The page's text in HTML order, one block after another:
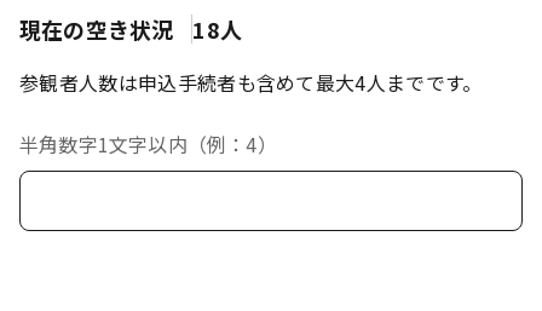
現在の空き状況 18人
参観者人数は申込手続者も含めて最大4人までです。
半角数字1文字以内（例：4）